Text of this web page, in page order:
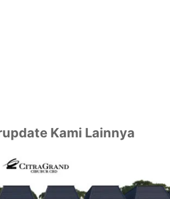
Kami Lainnya